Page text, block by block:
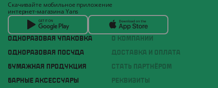
ОДНОРАЗОВАЯ УПАКОВКА
ОДНОРАЗОВАЯ ПОСУДА
БУМАЖНАЯ ПРОДУКЦИЯ
БАРНЫЕ АКСЕССУАРЫ
О КОМПАНИИ
ДОСТАВКА И ОПЛАТА
СТАТЬ ПАРТНЁРОМ
РЕКВИЗИТЫ
Скачивайте мобильное приложение
интернет-магазина Yans